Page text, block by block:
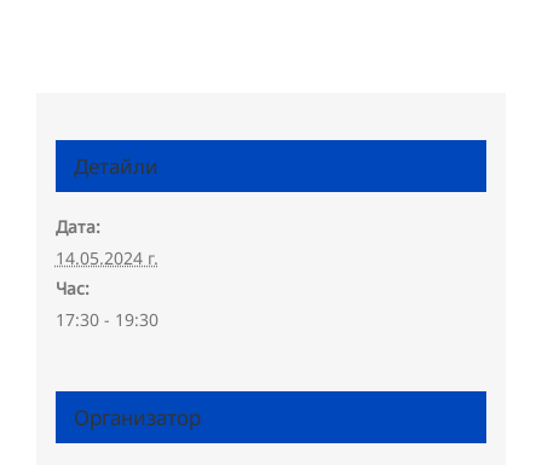
Детайли
Дата:
14.05.2024 г.
Час:
17:30 - 19:30
Организатор